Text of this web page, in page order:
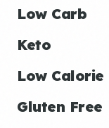
Low Carb
Keto
Low Calorie
Gluten Free